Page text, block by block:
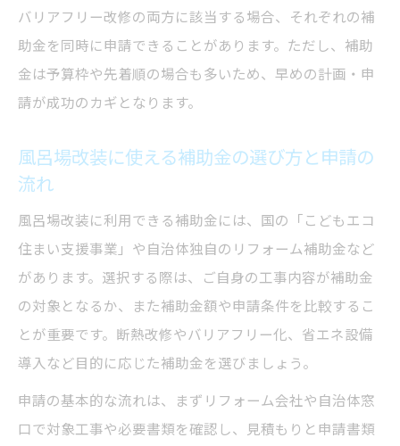
バリアフリー改修の両方に該当する場合、それぞれの補
助金を同時に申請できることがあります。ただし、補助
金は予算枠や先着順の場合も多いため、早めの計画・申
請が成功のカギとなります。
風呂場改装に使える補助金の選び方と申請の
流れ
風呂場改装に利用できる補助金には、国の「こどもエコ
住まい支援事業」や自治体独自のリフォーム補助金など
があります。選択する際は、ご自身の工事内容が補助金
の対象となるか、また補助金額や申請条件を比較するこ
とが重要です。断熱改修やバリアフリー化、省エネ設備
導入など目的に応じた補助金を選びましょう。
申請の基本的な流れは、まずリフォーム会社や自治体窓
口で対象工事や必要書類を確認し、見積もりと申請書類